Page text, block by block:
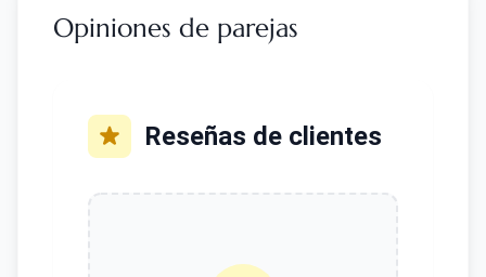
Opiniones de parejas
Reseñas de clientes